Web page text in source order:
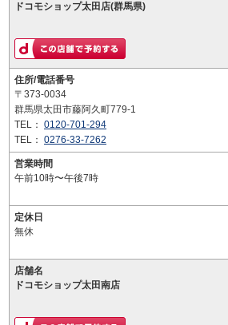
ドコモショップ太田店(群馬県)
住所/電話番号
〒373-0034
群馬県太田市藤阿久町779-1
TEL： 0120-701-294
TEL： 0276-33-7262
営業時間
午前10時〜午後7時
定休日
無休
店舗名
ドコモショップ太田南店